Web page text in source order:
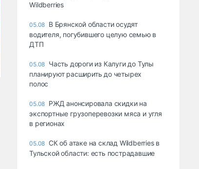
Wildberries
05.08 В Брянской области осудят
водителя, погубившего целую семью в
ДТП
05.08 Часть дороги из Калуги до Тулы
планируют расширить до четырех
полос
05.08 РЖД анонсировала скидки на
экспортные грузоперевозки мяса и угля
в регионах
05.08 СК об атаке на склад Wildberries в
Тульской области: есть пострадавшие